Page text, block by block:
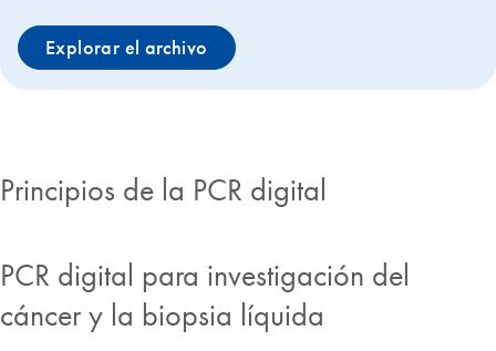
Explorar el archivo
Principios de la PCR digital
PCR digital para investigación del
cáncer y la biopsia líquida